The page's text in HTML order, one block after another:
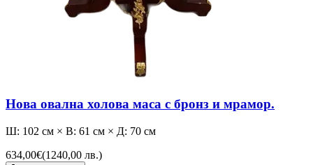
Нова овална холова маса с бронз и мрамор.
Ш: 102 см × В: 61 см × Д: 70 см
634,00€(1240,00 лв.)